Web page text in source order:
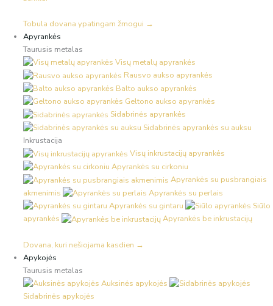
Tobula dovana ypatingam žmogui →
Apyrankės
Taurusis metalas
Visų metalų apyrankės
Rausvo aukso apyrankės
Balto aukso apyrankės
Geltono aukso apyrankės
Sidabrinės apyrankės
Sidabrinės apyrankės su auksu
Inkrustacija
Visų inkrustacijų apyrankės
Apyrankės su cirkoniu
Apyrankės su pusbrangiais
akmenimis
Apyrankės su perlais
Apyrankės su gintaru
Siūlo
apyrankės
Apyrankės be inkrustacijų
Dovana, kuri nešiojama kasdien →
Apykojės
Taurusis metalas
Auksinės apykojės
Sidabrinės apykojės